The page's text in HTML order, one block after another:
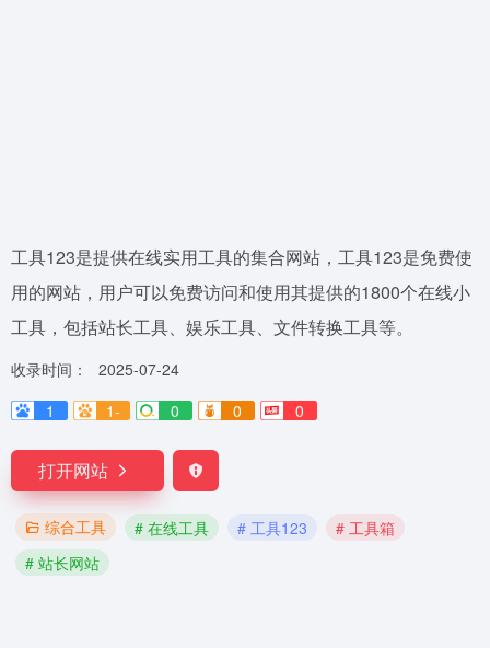
工具123是提供在线实用工具的集合网站，工具123是免费使
用的网站，用户可以免费访问和使用其提供的1800个在线小
工具，包括站长工具、娱乐工具、文件转换工具等。
收录时间：
2025-07-24
1
1- 0 0 0
打开网站
综合工具 # 在线工具 # 工具123
# 工具箱
# 站长网站